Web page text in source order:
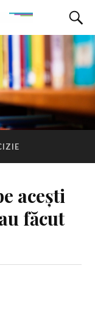
acești
făcut